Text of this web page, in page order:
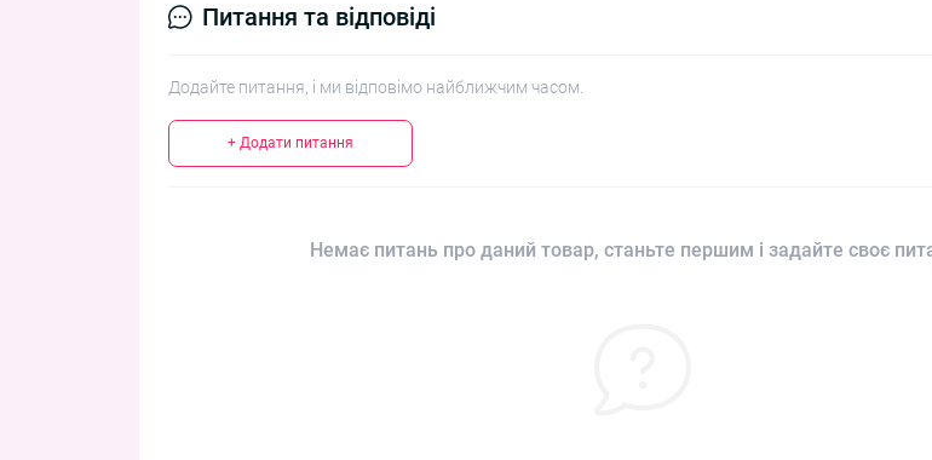
Питання та відповіді
Додайте питання, і ми відповімо найближчим часом.
+ Додати питання
Немає питань про даний товар, станьте першим і задайте своє